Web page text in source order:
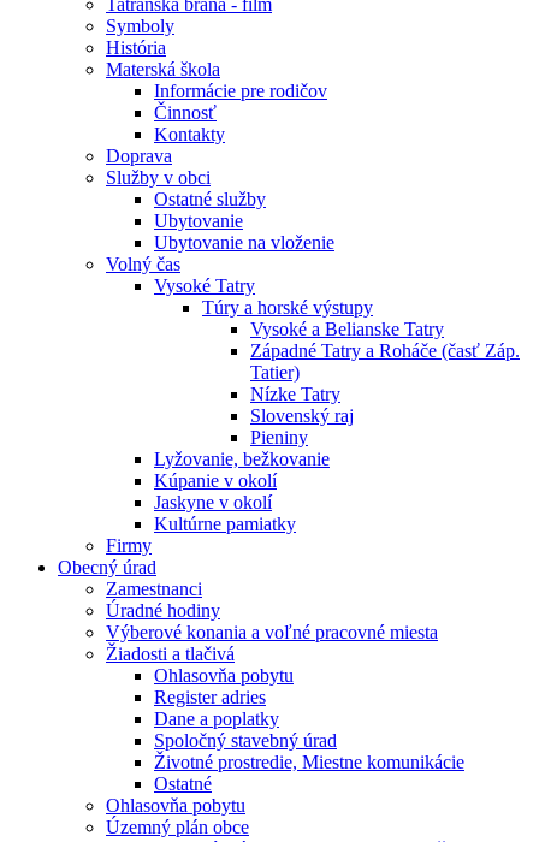
Tatranská brána - film
Symboly
História
Materská škola
Informácie pre rodičov
Činnosť
Kontakty
Doprava
Služby v obci
Ostatné služby
Ubytovanie
Ubytovanie na vloženie
Volný čas
Vysoké Tatry
Túry a horské výstupy
Vysoké a Belianske Tatry
Západné Tatry a Roháče (časť Záp.
Tatier)
Nízke Tatry
Slovenský raj
Pieniny
Lyžovanie, bežkovanie
Kúpanie v okolí
Jaskyne v okolí
Kultúrne pamiatky
Firmy
Obecný úrad
Zamestnanci
Úradné hodiny
Výberové konania a voľné pracovné miesta
Žiadosti a tlačivá
Ohlasovňa pobytu
Register adries
Dane a poplatky
Spoločný stavebný úrad
Životné prostredie, Miestne komunikácie
Ostatné
Ohlasovňa pobytu
Územný plán obce